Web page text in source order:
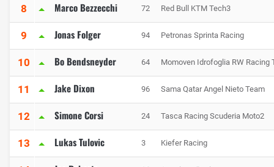
8 Marco Bezzecchi 72 Red Bull KTM Tech3
9 Jonas Folger 94 Petronas Sprinta Racing
10 Bo Bendsneyder 64 Momoven Idrofoglia RW Racing
11 Jake Dixon 96 Sama Qatar Angel Nieto Team
12 Simone Corsi 24 Tasca Racing Scuderia Moto2
13 Lukas Tulovic 3 Kiefer Racing